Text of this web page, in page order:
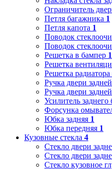
Ограничитель
Петля багажника 1
Петля капота 1
Поводок
Поводок
Решетка в бампер 1
Решетка
Решетка радиатора
Ручка двери
Ручка двери
Усилитель заднего
Форсунка
Юбка задняя 1
Юбка передняя 1
Кузовные стекла 4
Стекло двери
Стекло двери
Стекло кузовное